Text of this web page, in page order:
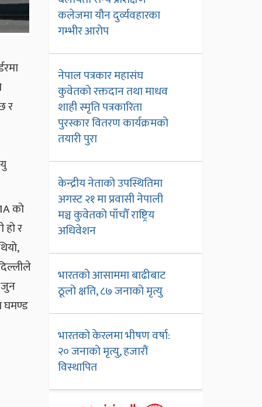
र
को
हो र
जुन
घमण्ड
कलेजमा यौन दुर्व्यवहारका
गम्भीर आरोप
नेपाल पत्रकार महासंघ
कुवेतको रक्तदान तथा माधव
शाही स्मृति पत्रकारिता
पुरस्कार वितरण कार्यक्रमको
तयारी पुरा
केन्द्रीय नेताको उपस्थितिमा
अगस्ट २१ मा प्रवासी नेपाली
मञ्च कुवेतको पाँचौँ राष्ट्रिय
अधिवेशन
भारतको आसाममा बाढीबाट
ठूलो क्षति, ८७ जनाको मृत्यु
भारतको केरलमा भीषण वर्षा:
२० जनाको मृत्यु, हजारौं
विस्थापित